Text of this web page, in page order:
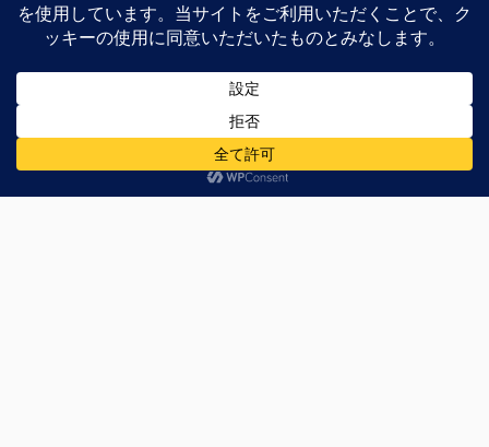
12000mAhのバッテリー
ASUSTOR製のNAS「AS-